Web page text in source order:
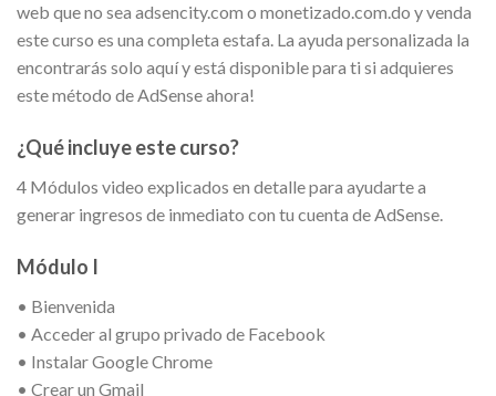
web que no sea adsencity.com o monetizado.com.do y venda
este curso es una completa estafa. La ayuda personalizada la
encontrarás solo aquí y está disponible para ti si adquieres
este método de AdSense ahora!
¿Qué incluye este curso?
4 Módulos video explicados en detalle para ayudarte a
generar ingresos de inmediato con tu cuenta de AdSense.
Módulo I
• Bienvenida
• Acceder al grupo privado de Facebook
• Instalar Google Chrome
• Crear un Gmail